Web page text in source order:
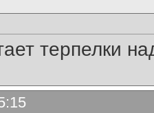
терпелки